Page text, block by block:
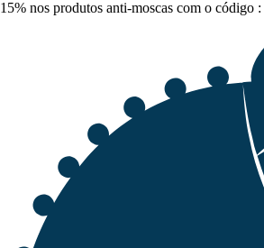
15% nos produtos anti-moscas com o código :